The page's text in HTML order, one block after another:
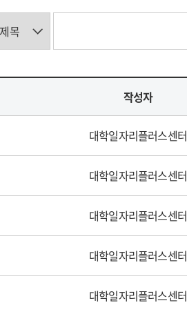
작성자
대학일자리플러스센터
대학일자리플러스센터
대학일자리플러스센터
대학일자리플러스센터
대학일자리플러스센터